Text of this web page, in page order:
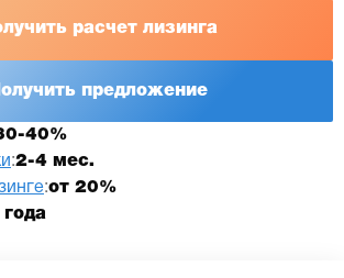
расчет лизинга
предложение
40%
:2-4 мес.
:от 20%